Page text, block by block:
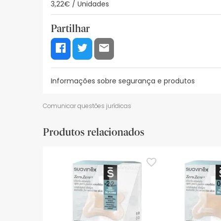
3,22€ / Unidades
Partilhar
Informações sobre segurança e produtos
Recursos de segurança visual
De momento, não dispomos de imagens de
sobre segurança, não hesites em contactar-
Comunicar questões jurídicas
Produtos relacionados